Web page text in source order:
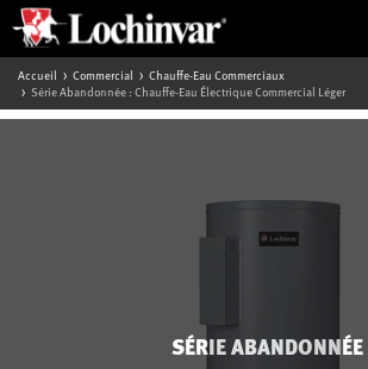
Accueil Commercial
Chauffe-Eau Commerciaux
Série Abandonnée : Chauffe-Eau Électrique Commercial Léger
SÉRIE ABANDONNÉE